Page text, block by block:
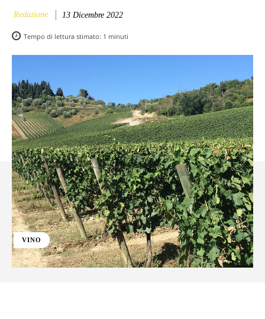
Redazione 13 Dicembre 2022
Tempo di lettura stimato: 1 minuti
VINO